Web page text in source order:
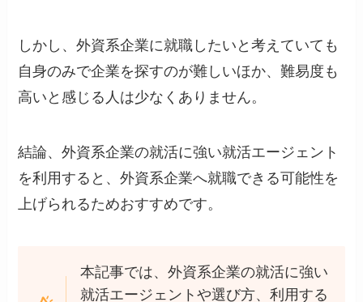
しかし、外資系企業に就職したいと考えていても
自身のみで企業を探すのが難しいほか、難易度も
高いと感じる人は少なくありません。
結論、外資系企業の就活に強い就活エージェント
を利用すると、外資系企業へ就職できる可能性を
上げられるためおすすめです。
本記事では、外資系企業の就活に強い
就活エージェントや選び方、利用する